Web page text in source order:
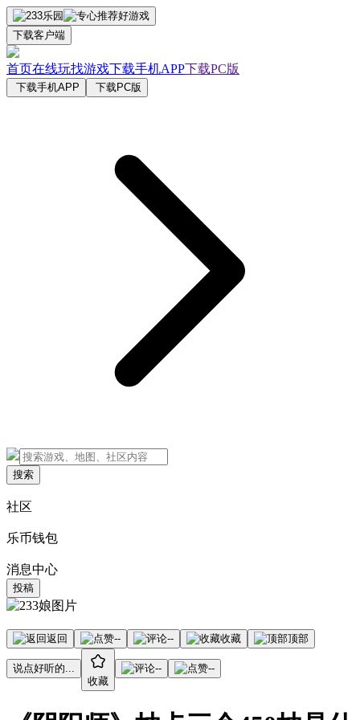
下载客户端
首页在线玩找游戏下载手机APP下载PC版
下载手机APP 下载PC版
搜索
社区
乐币钱包
消息中心
投稿
返回 -- -- 收藏 顶部
说点好听的...
收藏
-- --